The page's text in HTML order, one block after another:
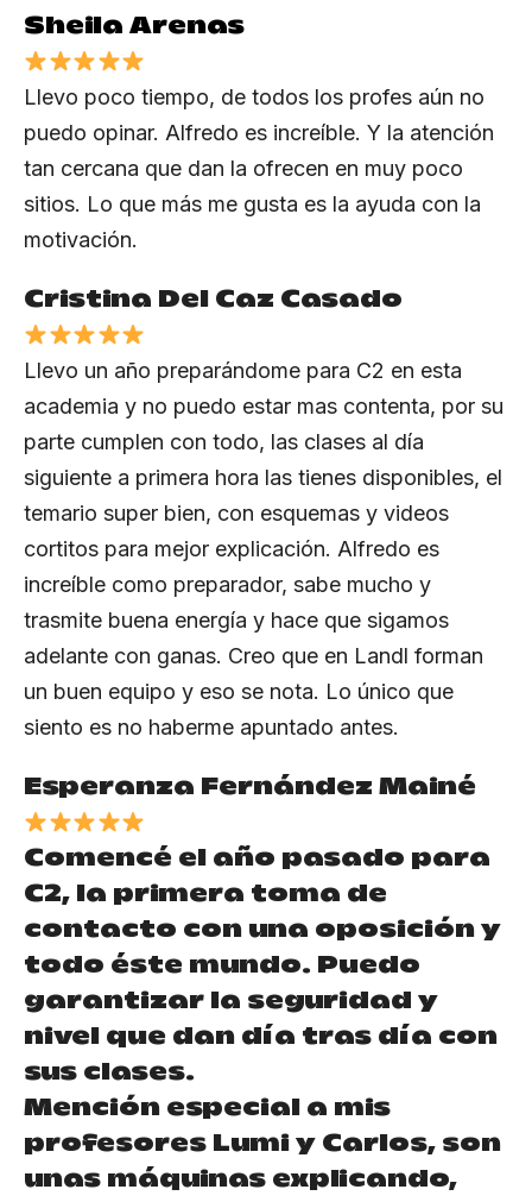
Sheila Arenas
Llevo poco tiempo, de todos los profes aún no
puedo opinar. Alfredo es increíble. Y la atención
tan cercana que dan la ofrecen en muy poco
sitios. Lo que más me gusta es la ayuda con la
motivación.
Cristina Del Caz Casado
Llevo un año preparándome para C2 en esta
academia y no puedo estar mas contenta, por su
parte cumplen con todo, las clases al día
siguiente a primera hora las tienes disponibles, el
temario super bien, con esquemas y videos
cortitos para mejor explicación. Alfredo es
increíble como preparador, sabe mucho y
trasmite buena energía y hace que sigamos
adelante con ganas. Creo que en Landl forman
un buen equipo y eso se nota. Lo único que
siento es no haberme apuntado antes.
Esperanza Fernández Mainé
Comencé el año pasado para
C2, la primera toma de
contacto con una oposición y
todo éste mundo. Puedo
garantizar la seguridad y
nivel que dan día tras día con
sus clases.
Mención especial a mis
profesores Lumi y Carlos, son
unas máquinas explicando,